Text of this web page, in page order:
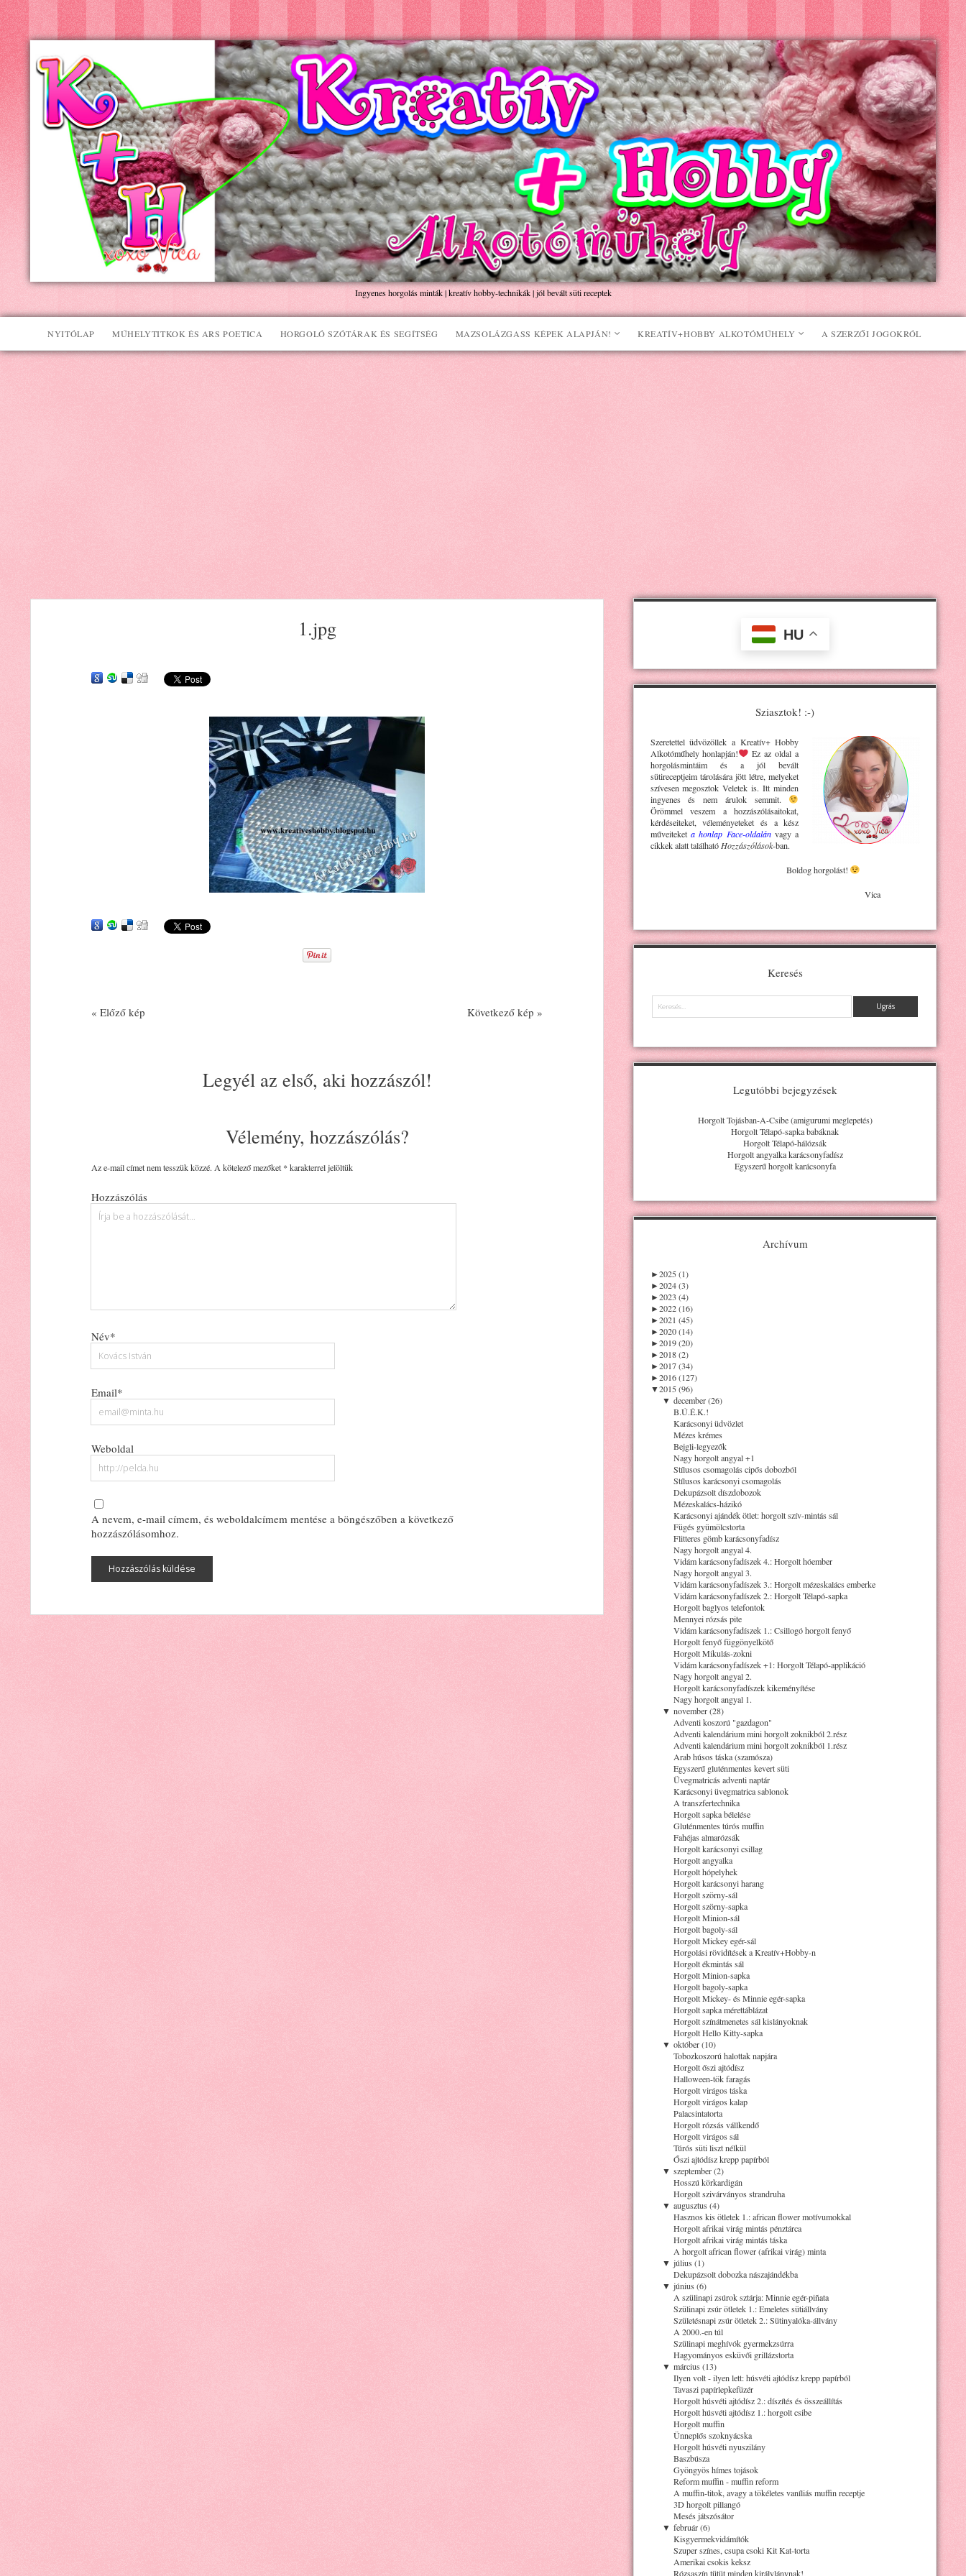
Kreatív+Hobby
Alkotóműhely
Ingyenes horgolás minták | kreatív hobby-technikák | jól bevált süti receptek
NYITÓLAP MŰHELYTITKOK ÉS ARS POETICA HORGOLÓ SZÓTÁRAK ÉS SEGÍTSÉG MAZSOLÁZGASS KÉPEK ALAPJÁN! KREATÍV+HOBBY ALKOTÓMŰHELY A SZERZŐI JOGOKRÓL
1.jpg
« Előző kép Következő kép »
Legyél az első, aki hozzászól!
Vélemény, hozzászólás?
Az e-mail címet nem tesszük közzé. A kötelező mezőket * karakterrel jelöltük
Hozzászólás
Név*
Email*
Weboldal
A nevem, e-mail címem, és weboldalcímem mentése a böngészőben a következő
hozzászólásomhoz.
HU
Sziasztok! :-)
Szeretettel üdvözöllek a Kreatív+ Hobby
Alkotóműhelyhonlapján!
Ez az oldal a
horgolásmintáim és a jól bevált
sütireceptjeim tárolására jött létre, melyeket
szívesen megosztok Veletek is. Itt minden
ingyenes és nem árulok semmit.
Örömmel veszem a hozzászólásaitokat,
kérdéseiteket, véleményeteket és a kész
műveiteket a honlap Face-oldalánvagy a
cikkek alatt található Hozzászólások-ban.
Boldog horgolást!
Vica
Keresés
Keresés
Legutóbbi bejegyzések
Horgolt Tojásban-A-Csibe (amigurumi meglepetés)
Horgolt Télapó-sapka babáknak
Horgolt Télapó-hálózsák
Horgolt angyalka karácsonyfadísz
Egyszerű horgolt karácsonyfa
Archívum
►2025 (1)
►2024 (3)
►2023 (4)
►2022 (16)
►2021 (45)
►2020 (14)
►2019 (20)
►2018 (2)
►2017 (34)
►2016 (127)
▼2015 (96)
▼ december (26)
B.Ú.É.K.!
Karácsonyi üdvözlet
Mézes krémes
Bejgli-legyezők
Nagy horgolt angyal +1
Stílusos csomagolás cipős dobozból
Stílusos karácsonyi csomagolás
Dekupázsolt díszdobozok
Mézeskalács-házikó
Karácsonyi ajándék ötlet: horgolt szív-mintás sál
Fügés gyümölcstorta
Flitteres gömb karácsonyfadísz
Nagy horgolt angyal 4.
Vidám karácsonyfadíszek 4.: Horgolt hóember
Nagy horgolt angyal 3.
Vidám karácsonyfadíszek 3.: Horgolt mézeskalács emberke
Vidám karácsonyfadíszek 2.: Horgolt Télapó-sapka
Horgolt baglyos telefontok
Mennyei rózsás pite
Vidám karácsonyfadíszek 1.: Csillogó horgolt fenyő
Horgolt fenyő függönyelkötő
Horgolt Mikulás-zokni
Vidám karácsonyfadíszek +1: Horgolt Télapó-applikáció
Nagy horgolt angyal 2.
Horgolt karácsonyfadíszek kikeményítése
Nagy horgolt angyal 1.
▼ november (28)
Adventi koszorú "gazdagon"
Adventi kalendárium mini horgolt zoknikból 2.rész
Adventi kalendárium mini horgolt zoknikból 1.rész
Arab húsos táska (szamósza)
Egyszerű gluténmentes kevert süti
Üvegmatricás adventi naptár
Karácsonyi üvegmatrica sablonok
A transzfertechnika
Horgolt sapka bélelése
Gluténmentes túrós muffin
Fahéjas almarózsák
Horgolt karácsonyi csillag
Horgolt angyalka
Horgolt hópelyhek
Horgolt karácsonyi harang
Horgolt szörny-sál
Horgolt szörny-sapka
Horgolt Minion-sál
Horgolt bagoly-sál
Horgolt Mickey egér-sál
Horgolási rövidítések a Kreatív+Hobby-n
Horgolt ékmintás sál
Horgolt Minion-sapka
Horgolt bagoly-sapka
Horgolt Mickey- és Minnie egér-sapka
Horgolt sapka mérettáblázat
Horgolt színátmenetes sál kislányoknak
Horgolt Hello Kitty-sapka
▼ október (10)
Tobozkoszorú halottak napjára
Horgolt őszi ajtódísz
Halloween-tök faragás
Horgolt virágos táska
Horgolt virágos kalap
Palacsintatorta
Horgolt rózsás vállkendő
Horgolt virágos sál
Túrós süti liszt nélkül
Őszi ajtódísz krepp papírból
▼ szeptember (2)
Hosszú körkardigán
Horgolt szivárványos strandruha
▼ augusztus (4)
Hasznos kis ötletek 1.: african flower motívumokkal
Horgolt afrikai virág mintás pénztárca
Horgolt afrikai virág mintás táska
A horgolt african flower (afrikai virág) minta
▼ július (1)
Dekupázsolt dobozka nászajándékba
▼ június (6)
A szülinapi zsúrok sztárja: Minnie egér-piñata
Szülinapi zsúr ötletek 1.: Emeletes sütiállvány
Születésnapi zsúr ötletek 2.: Sütinyalóka-állvány
A 2000.-en túl
Szülinapi meghívók gyermekzsúrra
Hagyományos esküvői grillázstorta
▼ március (13)
Ilyen volt - ilyen lett: húsvéti ajtódísz krepp papírból
Tavaszi papírlepkefüzér
Horgolt húsvéti ajtódísz 2.: díszítés és összeállítás
Horgolt húsvéti ajtódísz 1.: horgolt csibe
Horgolt muffin
Ünneplős szoknyácska
Horgolt húsvéti nyuszilány
Baszbúsza
Gyöngyös hímes tojások
Reform muffin - muffin reform
A muffin-titok, avagy a tökéletes vaníliás muffin receptje
3D horgolt pillangó
Mesés játszósátor
▼ február (6)
Kisgyermekvidámítók
Szuper színes, csupa csoki Kit Kat-torta
Amerikai csokis keksz
Rózsaszín tütüt minden királylánynak!